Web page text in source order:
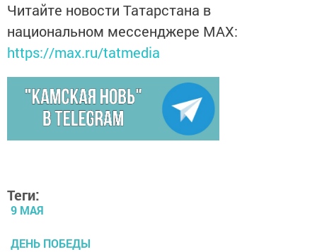
Читайте новости Татарстана в
национальном мессенджере MАХ:
https://max.ru/tatmedia
Теги:
9 МАЯ
ДЕНЬ ПОБЕДЫ